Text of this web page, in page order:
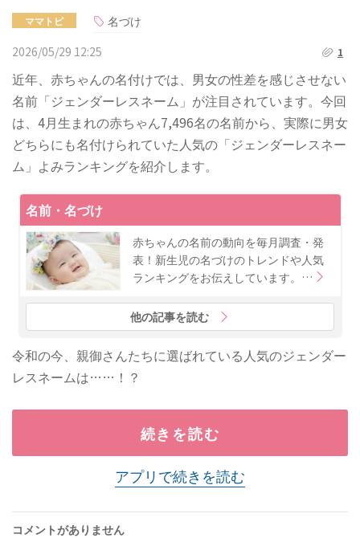
ママトピ
名づけ
2026/05/29 12:25
1
近年、赤ちゃんの名付けでは、男女の性差を感じさせない
名前「ジェンダーレスネーム」が注目されています。今回
は、4月生まれの赤ちゃん7,496名の名前から、実際に男女
どちらにも名付けられていた人気の「ジェンダーレスネー
ム」よみランキングを紹介します。
名前・名づけ
赤ちゃんの名前の動向を毎月調査・発
表！新生児の名づけのトレンドや人気
ランキングをお伝えしています。…
他の記事を読む
令和の今、親御さんたちに選ばれている人気のジェンダー
レスネームは……！？
続きを読む
アプリで続きを読む
コメントがありません